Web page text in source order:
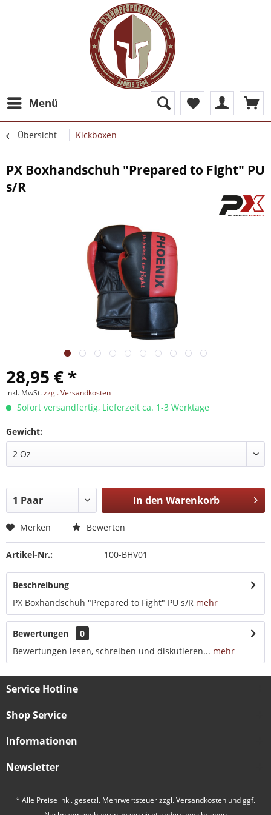
Menü
Übersicht Kickboxen
PX Boxhandschuh "Prepared to Fight" PU
s/R
28,95 € *
inkl. MwSt.zzgl. Versandkosten
Sofort versandfertig, Lieferzeit ca. 1-3 Werktage
Gewicht:
In den Warenkorb
Merken Bewerten
Artikel-Nr.: 100-BHV01
Beschreibung
PX Boxhandschuh "Prepared to Fight" PU s/R mehr
Bewertungen
0
Bewertungen lesen, schreiben und diskutieren... mehr
Service Hotline
Shop Service
Informationen
Newsletter
* Alle Preise inkl. gesetzl. Mehrwertsteuer zzgl.Versandkosten und ggf.